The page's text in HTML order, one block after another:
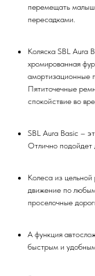
перемещать
пересадками.
Коляска SBL Aura
хромированная
амортизационные
Пятиточечные
спокойствие во
SBL Aura Basic –
Отлично подойдет
Колеса из
движение по
проселочные
А функция
быстрым и